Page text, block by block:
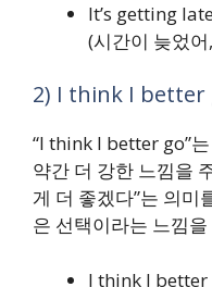
It’s getting
(시간이 늦었
2) I think I better
“I think I better go”
약간 더 강한 느낌을
게 더 좋겠다”는 의미
은 선택이라는 느낌
I think I